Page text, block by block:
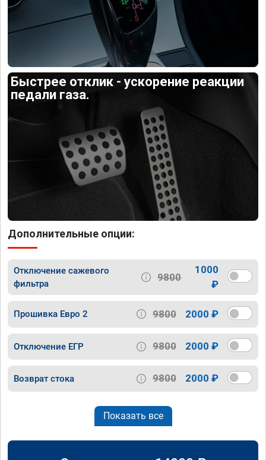
Быстрее отклик - ускорение реакции
педали газа.
Дополнительные опции:
Отключение сажевого
фильтра
9800
1000
₽
Прошивка Евро 2 9800 2000 ₽
Отключение ЕГР 9800 2000 ₽
Возврат стока 9800 2000 ₽
Показать все